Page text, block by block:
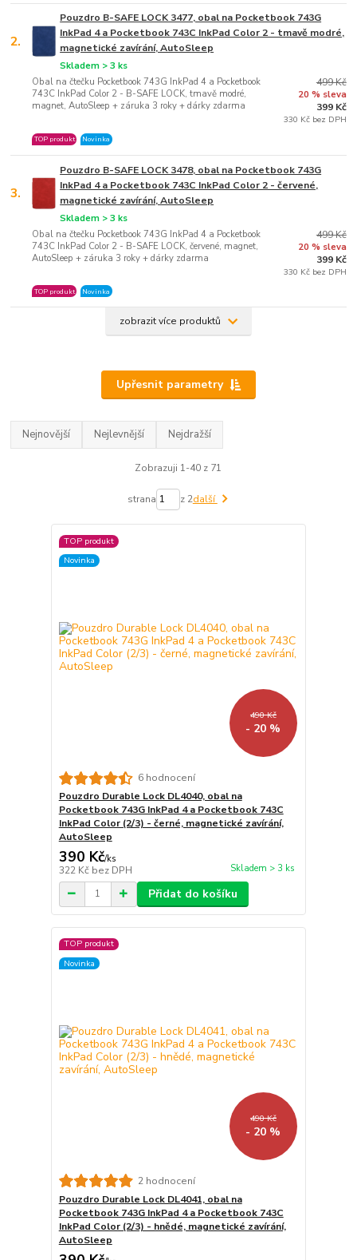
2.
Pouzdro B-SAFE LOCK 3477, obal na Pocketbook 743G
InkPad 4 a Pocketbook 743C InkPad Color 2 - tmavě modré,
magnetické zavírání, AutoSleep
Obal na čtečku Pocketbook 743G InkPad 4 a Pocketbook
743C InkPad Color 2 - B-SAFE LOCK, tmavě modré,
magnet, AutoSleep + záruka 3 roky + dárky zdarma
Skladem > 3 ks
TOP produkt Novinka
499 Kč
20 % sleva
399 Kč
330 Kč bez DPH
3.
Pouzdro B-SAFE LOCK 3478, obal na Pocketbook 743G
InkPad 4 a Pocketbook 743C InkPad Color 2 - červené,
magnetické zavírání, AutoSleep
Obal na čtečku Pocketbook 743G InkPad 4 a Pocketbook
743C InkPad Color 2 - B-SAFE LOCK, červené, magnet,
AutoSleep + záruka 3 roky + dárky zdarma
Skladem > 3 ks
TOP produkt Novinka
499 Kč
20 % sleva
399 Kč
330 Kč bez DPH
zobrazit více produktů
Upřesnit parametry
Nejnovější Nejlevnější Nejdražší
Zobrazuji 1-40 z 71
strana z 2další
TOP produkt
Novinka
490 Kč
- 20 %
6 hodnocení
Pouzdro Durable Lock DL4040, obal na
Pocketbook 743G InkPad 4 a Pocketbook 743C
InkPad Color (2/3) - černé, magnetické zavírání,
AutoSleep
390 Kč/ks
322 Kč bez DPH Skladem > 3 ks
Přidat do košíku
TOP produkt
Novinka
490 Kč
- 20 %
2 hodnocení
Pouzdro Durable Lock DL4041, obal na
Pocketbook 743G InkPad 4 a Pocketbook 743C
InkPad Color (2/3) - hnědé, magnetické zavírání,
AutoSleep